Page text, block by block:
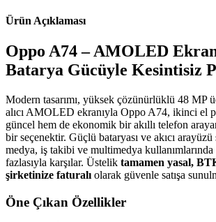
Ürün Açıklaması
Oppo A74 – AMOLED
Batarya Gücüyle Kesintisiz
Modern tasarımı, yüksek çözünürlüklü 48 MP
alıcı AMOLED ekranıyla Oppo A74, ikinci el
güncel hem de ekonomik bir akıllı telefon
bir seçenektir. Güçlü bataryası ve akıcı
medya, iş takibi ve multimedya
fazlasıyla karşılar. Üstelik tamamen yasal,
şirketinize faturalı olarak güvenle satışa
Öne Çıkan Özellikler